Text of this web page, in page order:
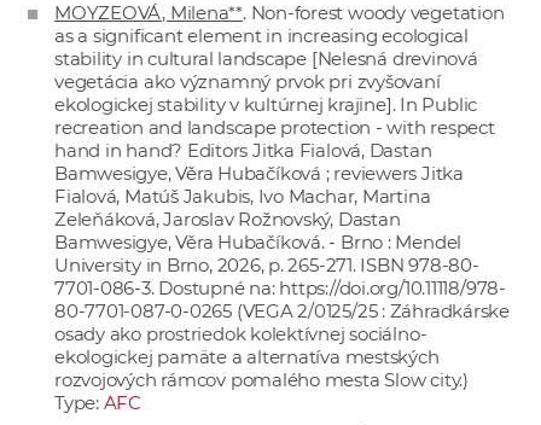
MOYZEOVÁ, Milena**. Non-forest woody vegetation
as a significant element in increasing ecological
stability in cultural landscape [Nelesná drevinová
vegetácia ako významný prvok pri zvyšovaní
ekologickej stability v kultúrnej krajine]. In Public
recreation and landscape protection - with respect
hand in hand? Editors Jitka Fialová, Dastan
Bamwesigye, Věra Hubačíková ; reviewers Jitka
Fialová, Matúš Jakubis, Ivo Machar, Martina
Zeleňáková, Jaroslav Rožnovský, Dastan
Bamwesigye, Věra Hubačíková. - Brno : Mendel
University in Brno, 2026, p. 265-271. ISBN 978-80-
7701-086-3. Dostupné na: https://doi.org/10.11118/978-
80-7701-087-0-0265(VEGA 2/0125/25 : Záhradkárske
osady ako prostriedok kolektívnej sociálno-
ekologickej pamäte a alternatíva mestských
rozvojových rámcov pomalého mesta Slow city.)
Type: AFC